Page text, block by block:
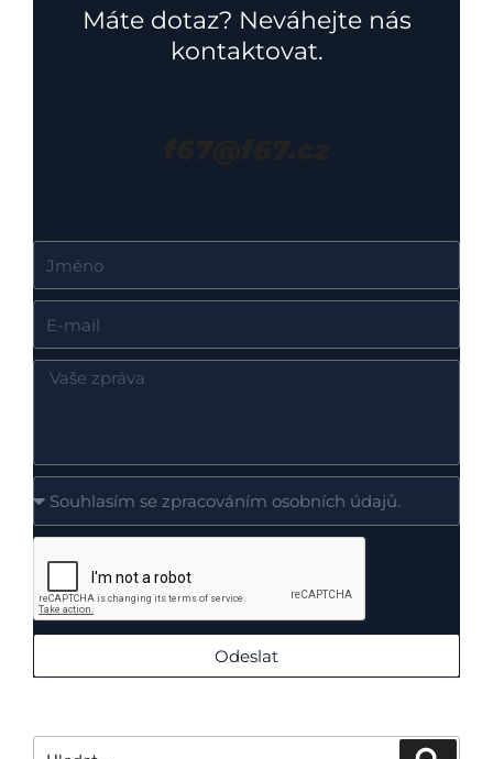
Máte dotaz? Neváhejte nás
kontaktovat.
Odeslat